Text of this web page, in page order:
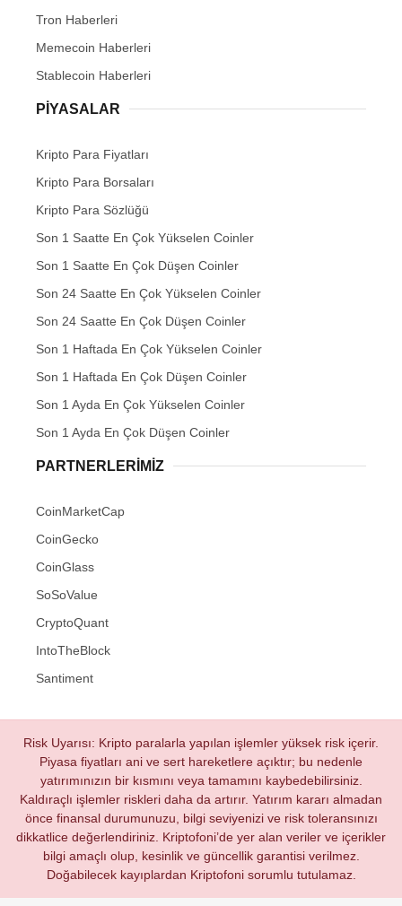
Tron Haberleri
Memecoin Haberleri
Stablecoin Haberleri
PIYASALAR
Kripto Para Fiyatları
Kripto Para Borsaları
Kripto Para Sözlüğü
Son 1 Saatte En Çok Yükselen Coinler
Son 1 Saatte En Çok Düşen Coinler
Son 24 Saatte En Çok Yükselen Coinler
Son 24 Saatte En Çok Düşen Coinler
Son 1 Haftada En Çok Yükselen Coinler
Son 1 Haftada En Çok Düşen Coinler
Son 1 Ayda En Çok Yükselen Coinler
Son 1 Ayda En Çok Düşen Coinler
PARTNERLERIMIZ
CoinMarketCap
CoinGecko
CoinGlass
SoSoValue
CryptoQuant
IntoTheBlock
Santiment
Risk Uyarısı: Kripto paralarla yapılan işlemler yüksek risk içerir.
Piyasa fiyatları ani ve sert hareketlere açıktır; bu nedenle
yatırımınızın bir kısmını veya tamamını kaybedebilirsiniz.
Kaldıraçlı işlemler riskleri daha da artırır. Yatırım kararı almadan
önce finansal durumunuzu, bilgi seviyenizi ve risk toleransınızı
dikkatlice değerlendiriniz. Kriptofoni’de yer alan veriler ve içerikler
bilgi amaçlı olup, kesinlik ve güncellik garantisi verilmez.
Doğabilecek kayıplardan Kriptofoni sorumlu tutulamaz.